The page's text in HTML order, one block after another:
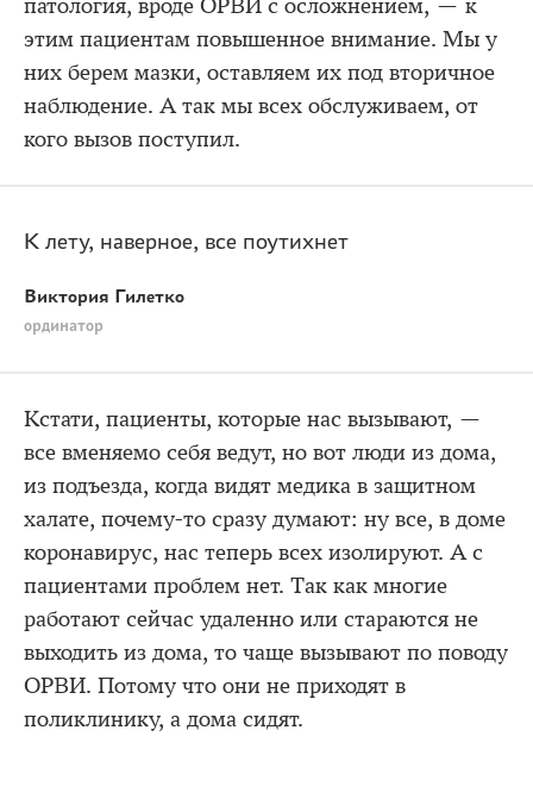
патология, вроде ОРВИ с осложнением, — к
этим пациентам повышенное внимание. Мы у
них берем мазки, оставляем их под вторичное
наблюдение. А так мы всех обслуживаем, от
кого вызов поступил.
К лету, наверное, все поутихнет
Виктория Гилетко
ординатор
Кстати, пациенты, которые нас вызывают, —
все вменяемо себя ведут, но вот люди из дома,
из подъезда, когда видят медика в защитном
халате, почему-то сразу думают: ну все, в доме
коронавирус, нас теперь всех изолируют. А с
пациентами проблем нет. Так как многие
работают сейчас удаленно или стараются не
выходить из дома, то чаще вызывают по поводу
ОРВИ. Потому что они не приходят в
поликлинику, а дома сидят.